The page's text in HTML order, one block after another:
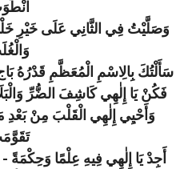
وَصَلَّيْتُ فِي الثَّانِي عَلَى خَيْرِ
سَأَلْتُكَ بِالِاسْمِ الْمُعَظَّمِ قَدْرُهُ
فَكُنْ يَا إِلٰهِي كَاشِفَ الضُّرِّ
وَأَحْيِي إِلٰهِي الْقَلْبَ مِنْ بَعْدِ
أَجِدْ يَا إِلٰهِي فِيهِ عِلْمًا